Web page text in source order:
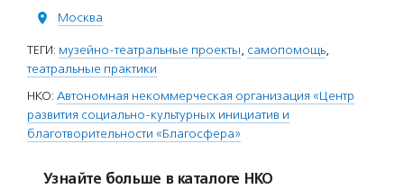
Москва
ТЕГИ: музейно-театральные проекты, самопомощь,
театральные практики
НКО: Автономная некоммерческая организация «Центр
развития социально-культурных инициатив и
благотворительности «Благосфера»
Узнайте больше в каталоге НКО